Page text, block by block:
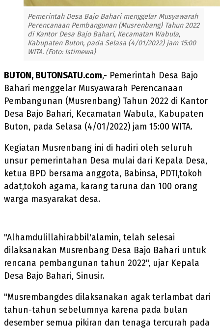
Pemerintah Desa Bajo Bahari menggelar Musyawarah
Perencanaan Pembangunan (Musrenbang) Tahun 2022
di Kantor Desa Bajo Bahari, Kecamatan Wabula,
Kabupaten Buton, pada Selasa (4/01/2022) jam 15:00
WITA. (Foto: Istimewa)
BUTON, BUTONSATU.com,- Pemerintah Desa Bajo
Bahari menggelar Musyawarah Perencanaan
Pembangunan (Musrenbang) Tahun 2022 di Kantor
Desa Bajo Bahari, Kecamatan Wabula, Kabupaten
Buton, pada Selasa (4/01/2022) jam 15:00 WITA.
Kegiatan Musrenbang ini di hadiri oleh seluruh
unsur pemerintahan Desa mulai dari Kepala Desa,
ketua BPD bersama anggota, Babinsa, PDTI,tokoh
adat,tokoh agama, karang taruna dan 100 orang
warga masyarakat desa.
"Alhamdulillahirabbil'alamin, telah selesai
dilaksanakan Musrenbang Desa Bajo Bahari untuk
rencana pembangunan tahun 2022", ujar Kepala
Desa Bajo Bahari, Sinusir.
"Musrembangdes dilaksanakan agak terlambat dari
tahun-tahun sebelumnya karena pada bulan
desember semua pikiran dan tenaga tercurah pada